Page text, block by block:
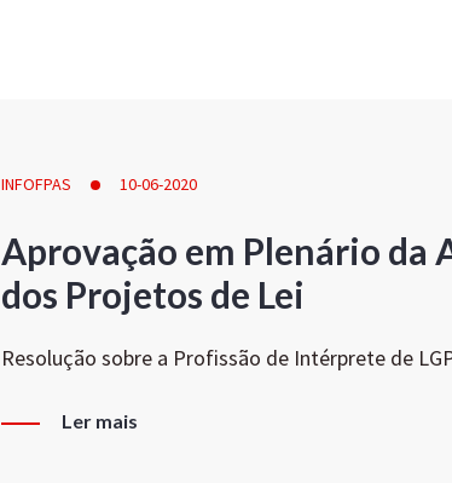
INFOFPAS 10-06-2020
Aprovação em Plenário da
dos Projetos de Lei
Resolução sobre a Profissão de Intérprete de
Ler mais